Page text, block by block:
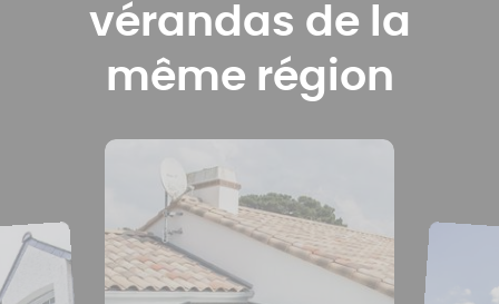
vérandas de la
même région